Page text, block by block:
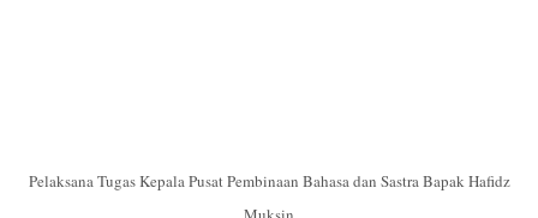
Pelaksana Tugas Kepala Pusat Pembinaan Bahasa dan Sastra Bapak Hafidz